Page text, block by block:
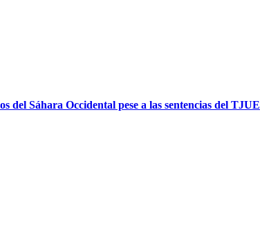
Sáhara Occidental pese a las sentencias del TJUE